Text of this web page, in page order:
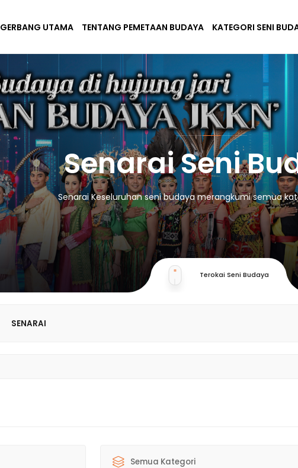
GERBANG UTAMA TENTANG PEMETAAN BUDAYA KATEGORI SENI
Senarai Seni
Senarai Keseluruhan seni budaya merangkumi semua
Terokai Seni Budaya
SENARAI
Semua Kategori